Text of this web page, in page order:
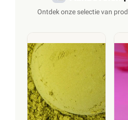
Ontdek onze selectie van